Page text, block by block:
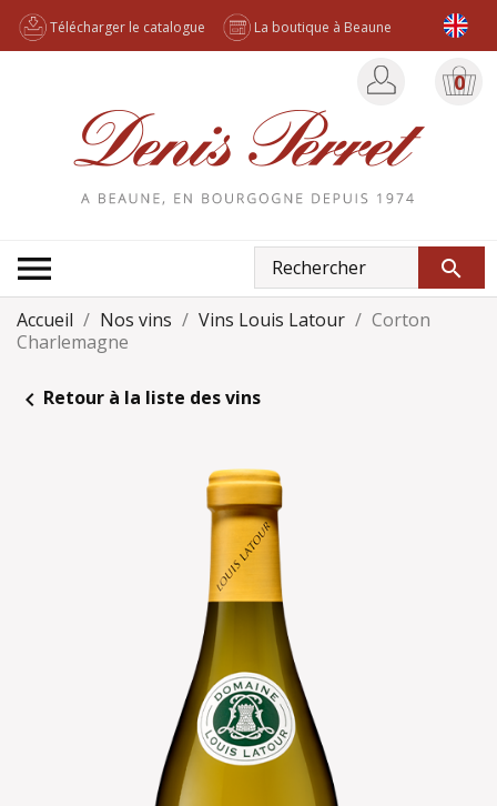
Télécharger le catalogue La boutique à Beaune
0
 search
Accueil Nos vins Vins Louis Latour
Corton
Charlemagne
navigate_before Retour à la liste des vins